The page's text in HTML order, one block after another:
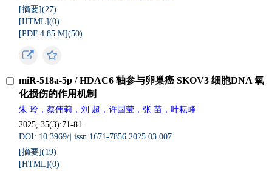
[摘要](27)
[HTML](0)
[PDF 4.85 M](50)
miR-518a-5p / HDAC6 轴参与卵巢癌 SKOV3 细胞DNA 氧
化损伤的作用机制
朱 玲，蔡伟莉，刘 超，许国莹，张 苗，叶耘峰
2025, 35(3):71-81.
DOI: 10.3969/j.issn.1671-7856.2025.03.007
[摘要](19)
[HTML](0)